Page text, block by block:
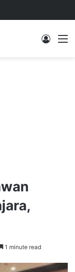
Log In
1 minute read